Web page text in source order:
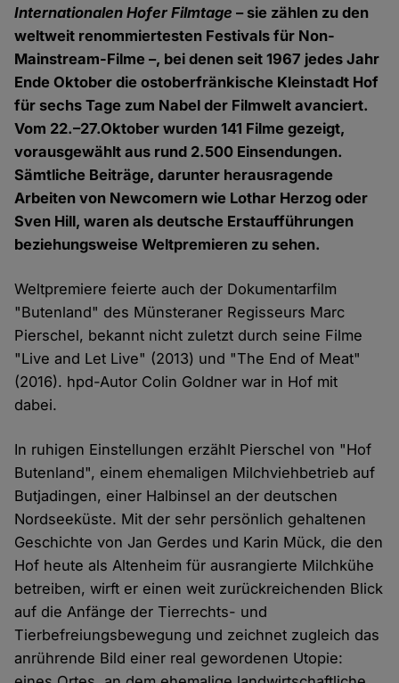
Internationalen Hofer Filmtage – sie zählen zu den
weltweit renommiertesten Festivals für Non-
Mainstream-Filme –, bei denen seit 1967 jedes Jahr
Ende Oktober die ostoberfränkische Kleinstadt Hof
für sechs Tage zum Nabel der Filmwelt avanciert.
Vom 22.–27.Oktober wurden 141 Filme gezeigt,
vorausgewählt aus rund 2.500 Einsendungen.
Sämtliche Beiträge, darunter herausragende
Arbeiten von Newcomern wie Lothar Herzog oder
Sven Hill, waren als deutsche Erstaufführungen
beziehungsweise Weltpremieren zu sehen.
Weltpremiere feierte auch der Dokumentarfilm
"Butenland" des Münsteraner Regisseurs Marc
Pierschel, bekannt nicht zuletzt durch seine Filme
"Live and Let Live" (2013) und "The End of Meat"
(2016). hpd-Autor Colin Goldner war in Hof mit
dabei.
In ruhigen Einstellungen erzählt Pierschel von "Hof
Butenland", einem ehemaligen Milchviehbetrieb auf
Butjadingen, einer Halbinsel an der deutschen
Nordseeküste. Mit der sehr persönlich gehaltenen
Geschichte von Jan Gerdes und Karin Mück, die den
Hof heute als Altenheim für ausrangierte Milchkühe
betreiben, wirft er einen weit zurückreichenden Blick
auf die Anfänge der Tierrechts- und
Tierbefreiungsbewegung und zeichnet zugleich das
anrührende Bild einer real gewordenen Utopie: